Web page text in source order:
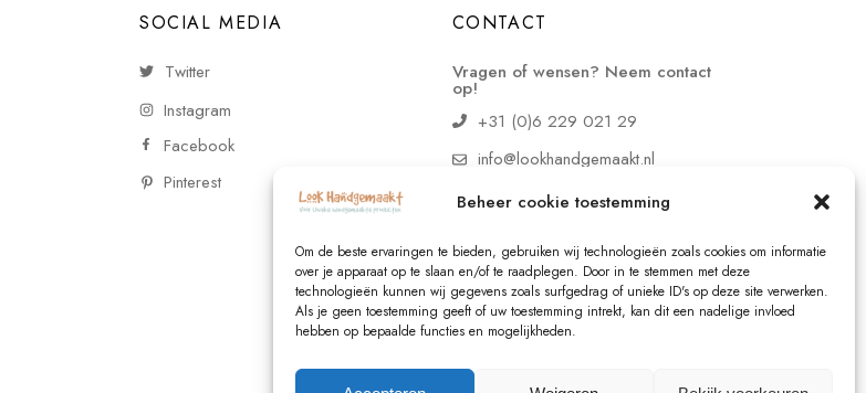
Beheer cookie toestemming
Om de beste ervaringen te bieden, gebruiken wij technologieën zoals cookies om informatie
over je apparaat op te slaan en/of te raadplegen. Door in te stemmen met deze
technologieën kunnen wij gegevens zoals surfgedrag of unieke ID's op deze site verwerken.
Als je geen toestemming geeft of uw toestemming intrekt, kan dit een nadelige invloed
hebben op bepaalde functies en mogelijkheden.
SOCIAL MEDIA
Twitter
Instagram
Facebook
Pinterest
CONTACT
Vragen of wensen? Neem contact
op!
+31 (0)6 229 021 29
info@lookhandgemaakt.nl